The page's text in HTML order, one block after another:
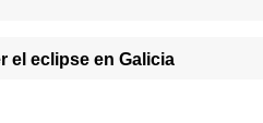
el eclipse en Galicia